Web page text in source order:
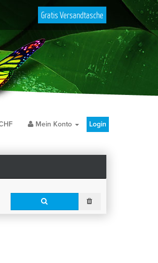
Gratis Versandtasche
Mein Konto Login